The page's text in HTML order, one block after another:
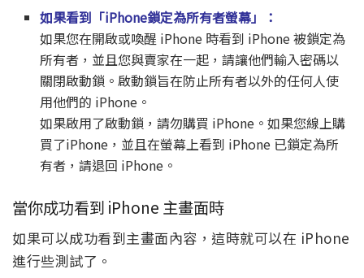
如果看到「iPhone鎖定為所有者螢幕」：
如果您在開啟或喚醒 iPhone 時看到 iPhone 被鎖定為
所有者，並且您與賣家在一起，請讓他們輸入密碼以
關閉啟動鎖。啟動鎖旨在防止所有者以外的任何人使
用他們的 iPhone。
如果啟用了啟動鎖，請勿購買 iPhone。如果您線上購
買了iPhone，並且在螢幕上看到 iPhone 已鎖定為所
有者，請退回 iPhone。
當你成功看到 iPhone 主畫面時
如果可以成功看到主畫面內容，這時就可以在 iPhone
進行些測試了。